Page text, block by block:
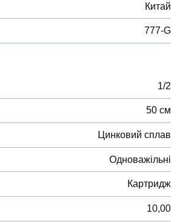
Китай
777-G
1/2
50 см
Цинковий сплав
Одноважільні
Картридж
10,00